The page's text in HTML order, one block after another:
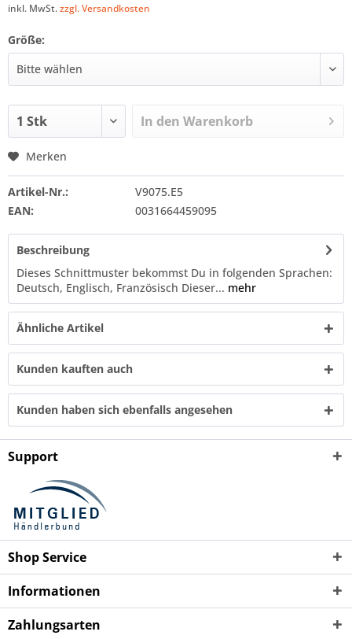
inkl. MwSt.zzgl. Versandkosten
Größe:
In den Warenkorb
Merken
Artikel-Nr.:
V9075.E5
EAN:
0031664459095
Beschreibung
Dieses Schnittmuster bekommst Du in folgenden Sprachen:
Deutsch, Englisch, Französisch Dieser... mehr
Ähnliche Artikel
Kunden kauften auch
Kunden haben sich ebenfalls angesehen
Support
Shop Service
Informationen
Zahlungsarten